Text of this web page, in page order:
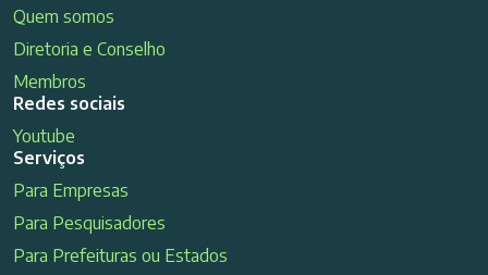
Quem somos
Diretoria e Conselho
Membros
Redes sociais
Youtube
Serviços
Para Empresas
Para Pesquisadores
Para Prefeituras ou Estados